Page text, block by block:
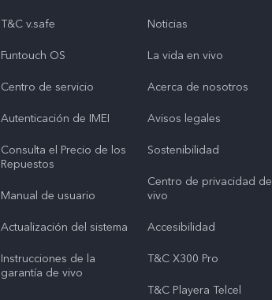
T&C v.safe
Funtouch OS
Centro de servicio
Autenticación de IMEI
Consulta el Precio de los
Repuestos
Manual de usuario
Actualización del sistema
Instrucciones de la
garantía de vivo
Noticias
La vida en vivo
Acerca de nosotros
Avisos legales
Sostenibilidad
Centro de privacidad de
vivo
Accesibilidad
T&C X300 Pro
T&C Playera Telcel